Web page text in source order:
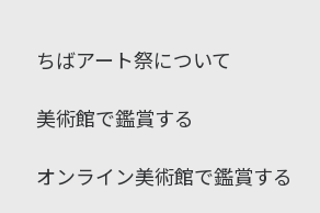
ちばアート祭について
美術館で鑑賞する
オンライン美術館で鑑賞する